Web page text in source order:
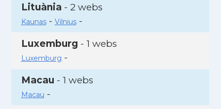
Lituània - 2 webs
Kaunas- Vilnius-
Luxemburg - 1 webs
Luxemburg -
Macau - 1 webs
Macau -